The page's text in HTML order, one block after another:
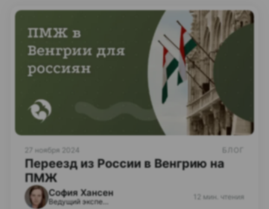
27 ноября 2024
Переезд из России в Венгрию на
ПМЖ
София Хансен 12 мин. чтения